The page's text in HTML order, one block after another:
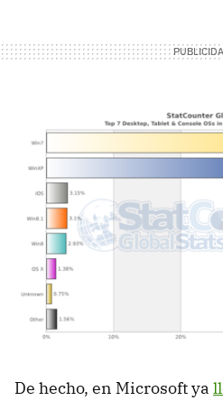
De hecho, en Microsoft ya